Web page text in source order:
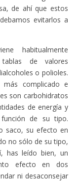
de ahí que estos
evitarlos a
habitualmente
de valores
o polioles.
complicado e
son carbohidratos
de energía y
de su tipo.
saco, su efecto en
no sólo de su tipo,
has leído bien, un
efecto en dos
ni desaconsejar